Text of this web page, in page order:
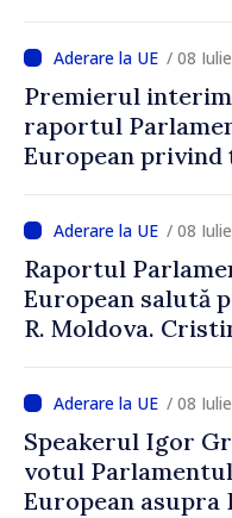
/ 08
Premierul
raportul
European privind
al Republicii
reprezintă o
strategică”
/ 08
Raportul
European salută
R. Moldova.
muncim pentru ca
Moldova să
membru al UE”
/ 08
Speakerul Igor
votul
European asupra